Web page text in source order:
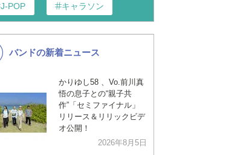
J-POP キャラソン
K-POP 演歌・歌謡
洋楽
VTuber ディズニー
バンドの新着ニュース
かりゆし58 、Vo.前川真
悟の息子との“親子共
作”「セミファイナル」
リリース＆リリックビデ
オ公開！
2026年8月5日